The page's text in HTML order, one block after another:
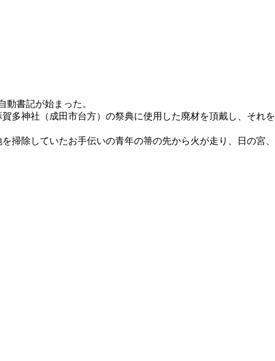
書記が始まった。
多神社（成田市台方）の祭典に使用した廃材を頂戴し、それを
除していたお手伝いの青年の箒の先から火が走り、日の宮、